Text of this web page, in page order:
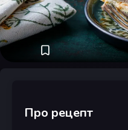
Про рецепт